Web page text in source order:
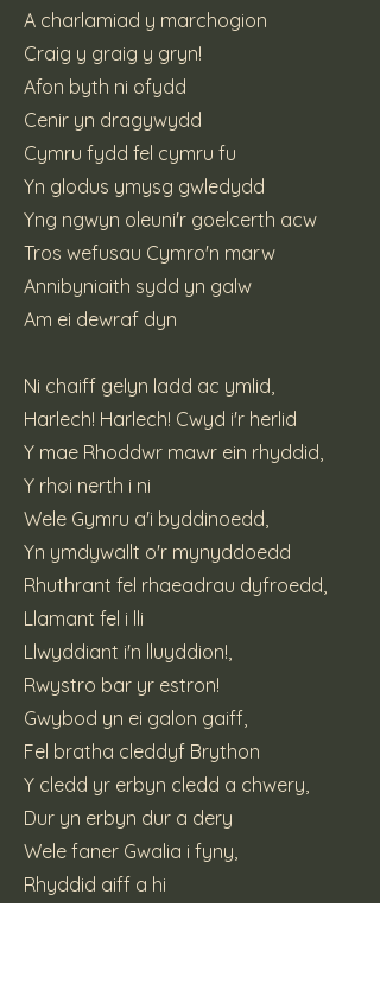
A charlamiad y marchogion
Craig y graig y gryn!
Afon byth ni ofydd
Cenir yn dragywydd
Cymru fydd fel cymru fu
Yn glodus ymysg gwledydd
Yng ngwyn oleuni'r goelcerth acw
Tros wefusau Cymro'n marw
Annibyniaith sydd yn galw
Am ei dewraf dyn
Ni chaiff gelyn ladd ac ymlid,
Harlech! Harlech! Cwyd i'r herlid
Y mae Rhoddwr mawr ein rhyddid,
Y rhoi nerth i ni
Wele Gymru a'i byddinoedd,
Yn ymdywallt o'r mynyddoedd
Rhuthrant fel rhaeadrau dyfroedd,
Llamant fel i lli
Llwyddiant i'n lluyddion!,
Rwystro bar yr estron!
Gwybod yn ei galon gaiff,
Fel bratha cleddyf Brython
Y cledd yr erbyn cledd a chwery,
Dur yn erbyn dur a dery
Wele faner Gwalia i fyny,
Rhyddid aiff a hi